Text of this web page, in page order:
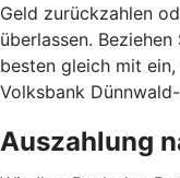
Geld zurückzahlen
überlassen.
besten gleich mit
Volksbank
Auszahlung